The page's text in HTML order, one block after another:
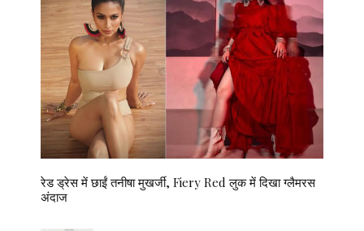
रेड ड्रेस में छाईं तनीषा मुखर्जी, Fiery Red लुक में दिखा ग्लैमरस
अंदाज